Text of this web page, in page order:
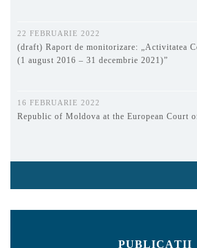
22 FEBRUARIE 2022
(draft) Raport de monitorizare: „Activitatea
(1 august 2016 – 31 decembrie 2021)”
16 FEBRUARIE 2022
Republic of Moldova at the European Court
PUBLICAȚII